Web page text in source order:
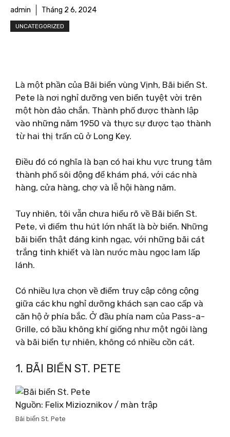
admin Tháng 2 6, 2024
UNCATEGORIZED
Là một phần của Bãi biển vùng Vịnh, Bãi biển St.
Pete là nơi nghỉ dưỡng ven biển tuyệt vời trên
một hòn đảo chắn. Thành phố được thành lập
vào những năm 1950 và thực sự được tạo thành
từ hai thị trấn cũ ở Long Key.
Điều đó có nghĩa là bạn có hai khu vực trung tâm
thành phố sôi động để khám phá, với các nhà
hàng, cửa hàng, chợ và lễ hội hàng năm.
Tuy nhiên, tôi vẫn chưa hiểu rõ về Bãi biển St.
Pete, vì điểm thu hút lớn nhất là bờ biển. Những
bãi biển thật đáng kinh ngạc, với những bãi cát
trắng tinh khiết và làn nước màu ngọc lam lấp
lánh.
Có nhiều lựa chọn về điểm truy cập công cộng
giữa các khu nghỉ dưỡng khách sạn cao cấp và
căn hộ ở phía bắc. Ở đầu phía nam của Pass-a-
Grille, có bầu không khí giống như một ngôi làng
và bãi biển tự nhiên, không có nhiều cồn cát.
1. BÃI BIỂN ST. PETE
Nguồn: Felix Mizioznikov / màn trập
Bãi biển St. Pete